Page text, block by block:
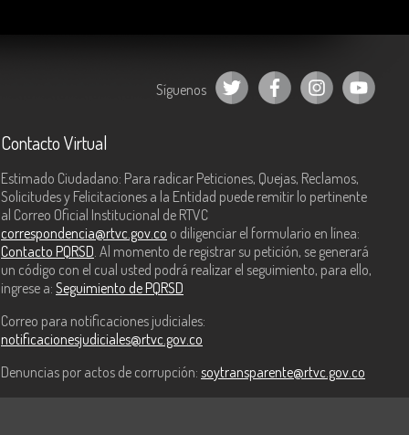
Síguenos
Contacto Virtual
Estimado Ciudadano: Para radicar Peticiones, Quejas, Reclamos,
Solicitudes y Felicitaciones a la Entidad puede remitir lo pertinente
al Correo Oficial Institucional de RTVC
correspondencia@rtvc.gov.co o diligenciar el formulario en línea:
Contacto PQRSD . Al momento de registrar su petición, se generará
un código con el cual usted podrá realizar el seguimiento, para ello,
ingrese a: Seguimiento de PQRSD
Correo para notificaciones judiciales:
notificacionesjudiciales@rtvc.gov.co
Denuncias por actos de corrupción: soytransparente@rtvc.gov.co